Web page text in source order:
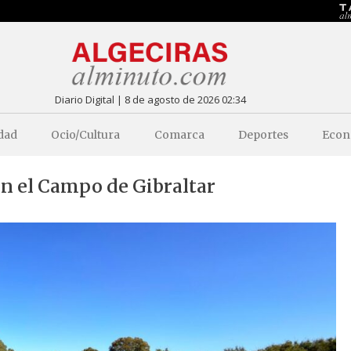
Diario Digital | 8 de agosto de 2026 02:34
Ocio/Cultura Comarca Deportes
el Campo de Gibraltar